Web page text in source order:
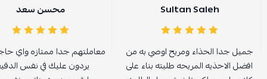
Sultan Saleh
جميل جدا الحذاء ومريح اوصي به من
افضل الاحذيه المريحه طلبته بناء على
محسن سعد
معاملتهم جدا ممتازه واي
يردون عليك في نفس